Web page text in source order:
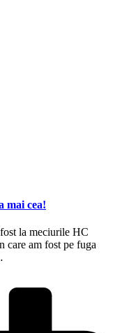
mai cea!
la meciurile HC
am fost pe fuga